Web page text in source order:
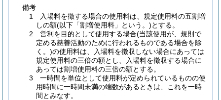
備考
1 入場料を徴する場合の使用料は、規定使用料の五割増
しの額(以下「割増使用料」という。)とする。
2 営利を目的として使用する場合(当該使用が、規則で
定める慈善活動のために行われるものである場合を除
く。)の使用料は、入場料を徴収しない場合にあっては
規定使用料の三倍の額とし、入場料を徴収する場合に
あっては割増使用料の三倍の額とする。
3 一時間を単位として使用料が定められているものの使
用時間に一時間未満の端数があるときは、これを一時
間とみなす。